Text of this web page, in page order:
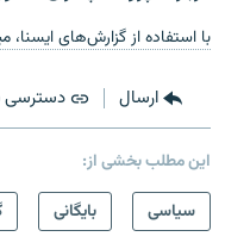
با استفاده از گزارش‌های ایسنا،
ارسال دسترسی
این مطلب بخشی از:
سیاسی
بایگانی